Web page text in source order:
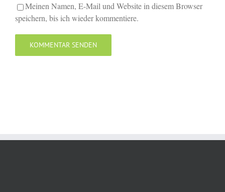
Meinen Namen, E-Mail und Website in diesem Browser
speichern, bis ich wieder kommentiere.